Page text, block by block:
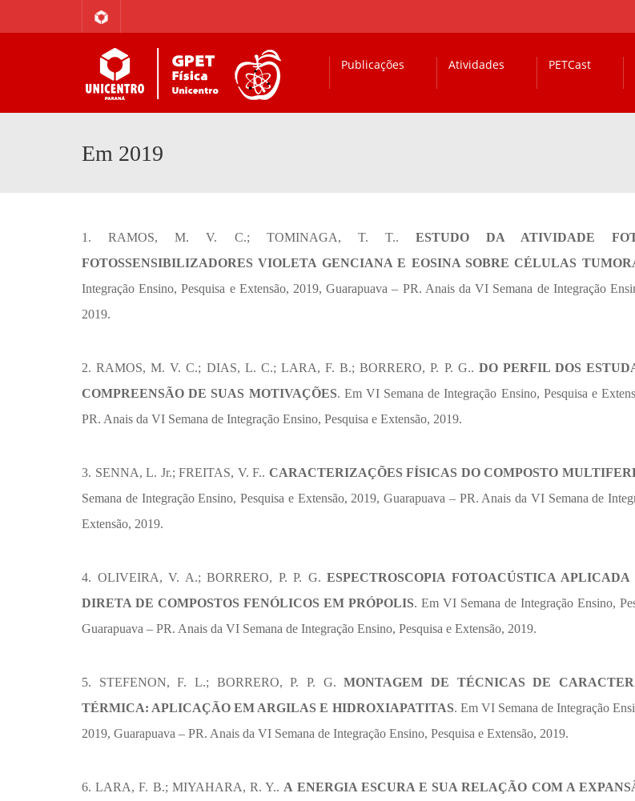
Publicações Atividades PETCast
Em 2019
1. RAMOS, M. V. C.; TOMINAGA, T. T.. ESTUDO DA ATIVIDADE
FOTOSSENSIBILIZADORES VIOLETA GENCIANA E EOSINA SOBRE CÉLULAS
Integração Ensino, Pesquisa e Extensão, 2019, Guarapuava – PR. Anais da VI Semana de Integração
2019.
2. RAMOS, M. V. C.; DIAS, L. C.; LARA, F. B.; BORRERO, P. P. G.. DO PERFIL DOS
COMPREENSÃO DE SUAS MOTIVAÇÕES. Em VI Semana de Integração Ensino, Pesquisa e
PR. Anais da VI Semana de Integração Ensino, Pesquisa e Extensão, 2019.
3. SENNA, L. Jr.; FREITAS, V. F.. CARACTERIZAÇÕES FÍSICAS DO COMPOSTO
Semana de Integração Ensino, Pesquisa e Extensão, 2019, Guarapuava – PR. Anais da VI Semana de
Extensão, 2019.
4. OLIVEIRA, V. A.; BORRERO, P. P. G.ESPECTROSCOPIA FOTOACÚSTICA
DIRETA DE COMPOSTOS FENÓLICOS EM PRÓPOLIS. Em VI Semana de Integração Ensino,
Guarapuava – PR. Anais da VI Semana de Integração Ensino, Pesquisa e Extensão, 2019.
5. STEFENON, F. L.; BORRERO, P. P. G.MONTAGEM DE TÉCNICAS DE
TÉRMICA: APLICAÇÃO EM ARGILAS E HIDROXIAPATITAS. Em VI Semana de Integração
2019, Guarapuava – PR. Anais da VI Semana de Integração Ensino, Pesquisa e Extensão, 2019.
6. LARA, F. B.; MIYAHARA, R. Y.. A ENERGIA ESCURA E SUA RELAÇÃO COM A